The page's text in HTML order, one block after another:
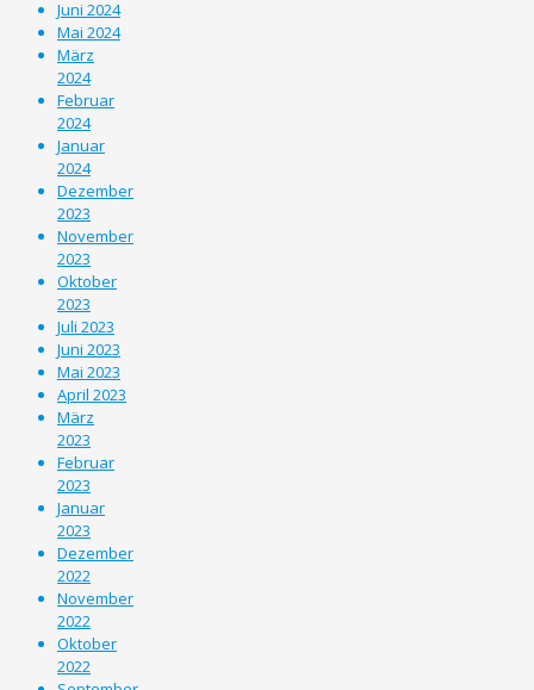
Juni 2024
Mai 2024
März
2024
Februar
2024
Januar
2024
Dezember
2023
November
2023
Oktober
2023
Juli 2023
Juni 2023
Mai 2023
April 2023
März
2023
Februar
2023
Januar
2023
Dezember
2022
November
2022
Oktober
2022